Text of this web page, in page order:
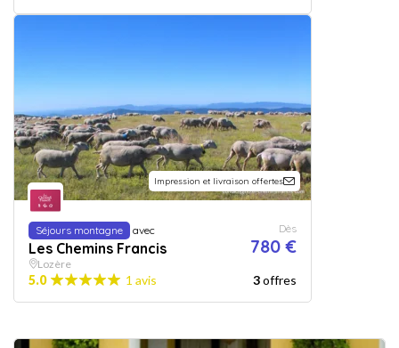
Impression et livraison offertes
Séjours montagne avec
Les Chemins Francis
Dès
780 €
Lozère
5.0 1 avis 3offres